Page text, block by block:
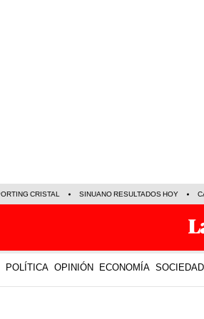
POLÍTICA OPINIÓN ECONOMÍA SOCIEDAD